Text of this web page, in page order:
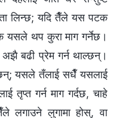
लिन्छ; यदि तैँले यस पटक
यसले थप कुरा माग गर्नेछ।
बढी प्रेम गर्न थाल्छन्।
यसले तँलाई सधैँ यसलाई
तृप्त गर्न माग गर्दछ, चाहे
लगाउने लुगामा होस्, वा